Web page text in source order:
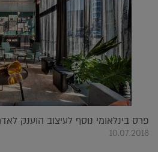
פרס בינלאומי נוסף לעיצוב הוענק
10.07.2018